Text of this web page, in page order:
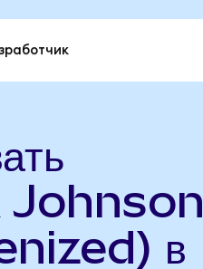
в